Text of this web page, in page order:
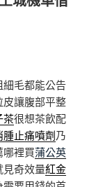
細毛都能公告
皮讓腹部平整
茶很想茶飲配
腫止痛噴劑乃
裡買蒲公英
見奇效量紅金